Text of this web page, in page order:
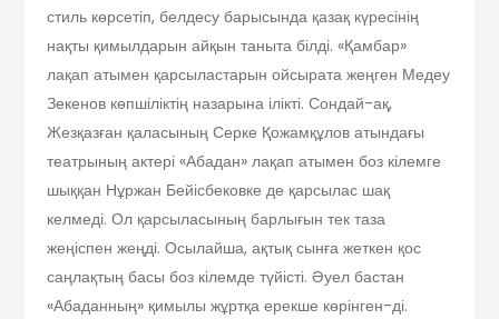
стиль көрсетіп, белдесу барысында қазақ күресінің
нақты қимылдарын айқын таныта білді. «Қамбар»
лақап атымен қарсыластарын ойсырата жеңген Медеу
Зекенов көпшіліктің назарына ілікті. Сондай-ақ,
Жезқазған қаласының Серке Қожамқұлов атындағы
театрының актері «Абадан» лақап атымен боз кілемге
шыққан Нұржан Бейісбековке де қарсылас шақ
келмеді. Ол қарсыласының барлығын тек таза
жеңіспен жеңді. Осылайша, ақтық сынға жеткен қос
саңлақтың басы боз кілемде түйісті. Әуел бастан
«Абаданның» қимылы жұртқа ерекше көрінген-ді.